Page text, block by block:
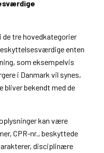
de tre hovedkategorier
enten
som eksempelvis
i Danmark vil synes,
bliver bekendt med de
kan være
CPR-nr., beskyttede
disciplinære